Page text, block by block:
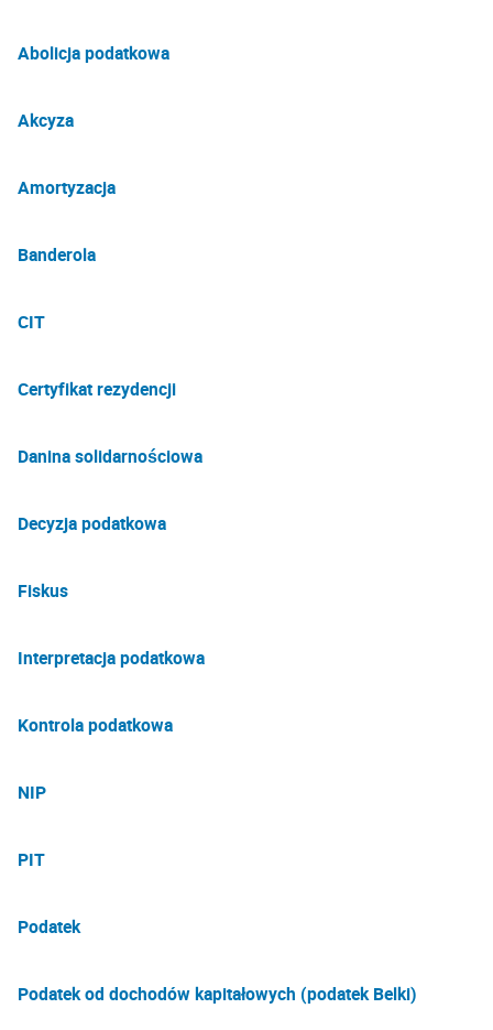
Abolicja podatkowa
Akcyza
Amortyzacja
Banderola
CIT
Certyfikat rezydencji
Danina solidarnościowa
Decyzja podatkowa
Fiskus
Interpretacja podatkowa
Kontrola podatkowa
NIP
PIT
Podatek
Podatek od dochodów kapitałowych (podatek Belki)